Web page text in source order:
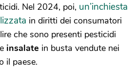
Nel 2024, poi, un’inchiesta
in diritti dei consumatori
che sono presenti pesticidi
insalate in busta vendute nei
il paese.